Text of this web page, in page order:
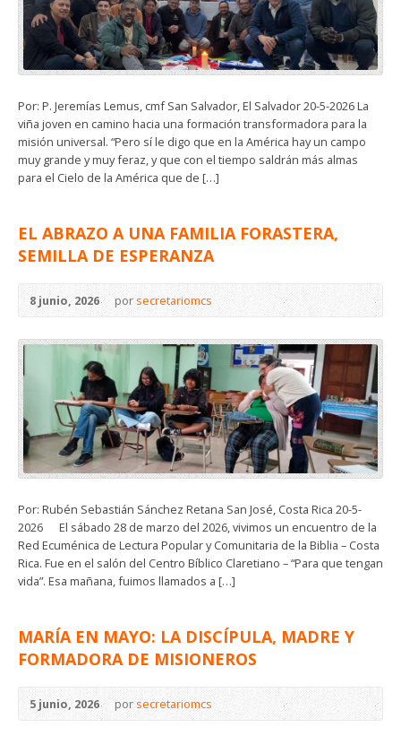
Por: P. Jeremías Lemus, cmf San Salvador, El Salvador 20-5-2026 La
viña joven en camino hacia una formación transformadora para la
misión universal. “Pero sí le digo que en la América hay un campo
muy grande y muy feraz, y que con el tiempo saldrán más almas
para el Cielo de la América que de […]
EL ABRAZO A UNA FAMILIA FORASTERA,
SEMILLA DE ESPERANZA
8 junio, 2026 porsecretariomcs
Por: Rubén Sebastián Sánchez Retana San José, Costa Rica 20-5-
2026 El sábado 28 de marzo del 2026, vivimos un encuentro de la
Red Ecuménica de Lectura Popular y Comunitaria de la Biblia – Costa
Rica. Fue en el salón del Centro Bíblico Claretiano – “Para que tengan
vida”. Esa mañana, fuimos llamados a […]
MARÍA EN MAYO: LA DISCÍPULA, MADRE Y
FORMADORA DE MISIONEROS
5 junio, 2026 porsecretariomcs